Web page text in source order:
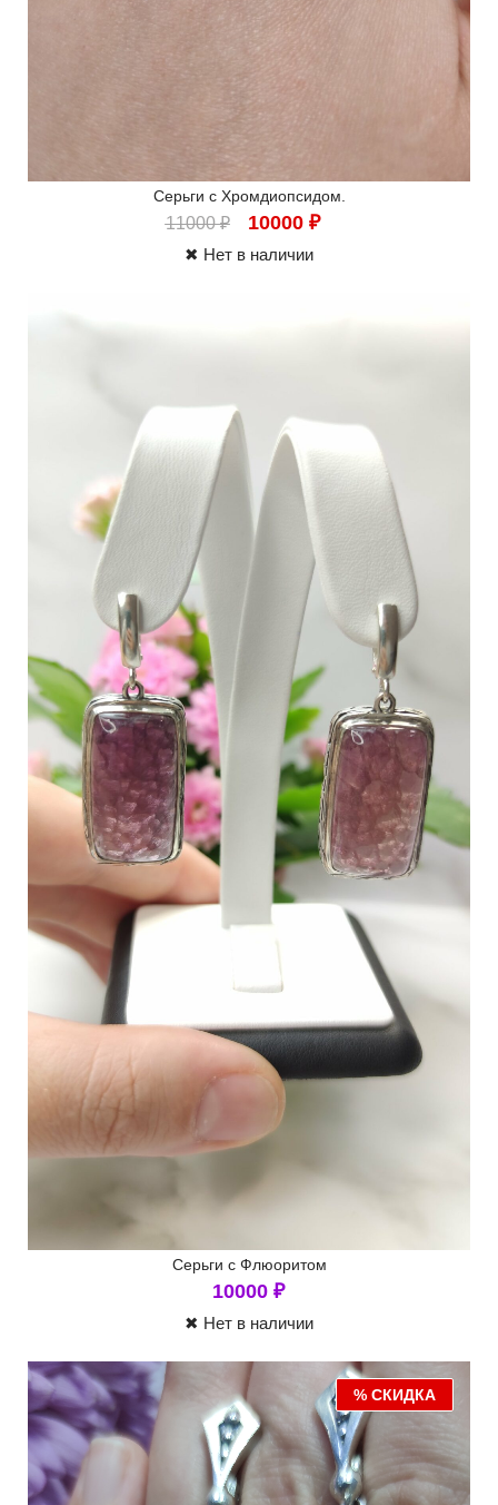
Серьги с Хромдиопсидом.
11000₽ 10000 ₽
✖ Нет в наличии
Серьги с Флюоритом
10000 ₽
✖ Нет в наличии
% СКИДКА